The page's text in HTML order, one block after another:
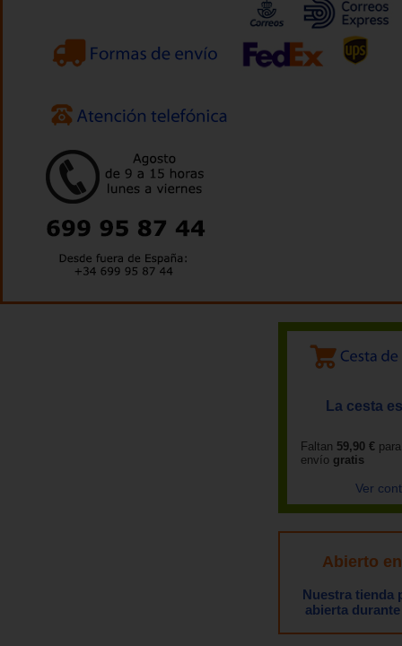
La cesta
Faltan 59,90 €
envío gratis
Ver
Abierto
Nuestra tienda
abierta